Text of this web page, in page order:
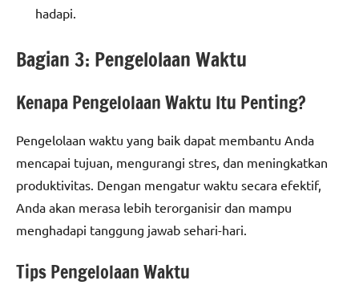
hadapi.
Bagian 3: Pengelolaan Waktu
Kenapa Pengelolaan Waktu Itu Penting?
Pengelolaan waktu yang baik dapat membantu Anda
mencapai tujuan, mengurangi stres, dan meningkatkan
produktivitas. Dengan mengatur waktu secara efektif,
Anda akan merasa lebih terorganisir dan mampu
menghadapi tanggung jawab sehari-hari.
Tips Pengelolaan Waktu